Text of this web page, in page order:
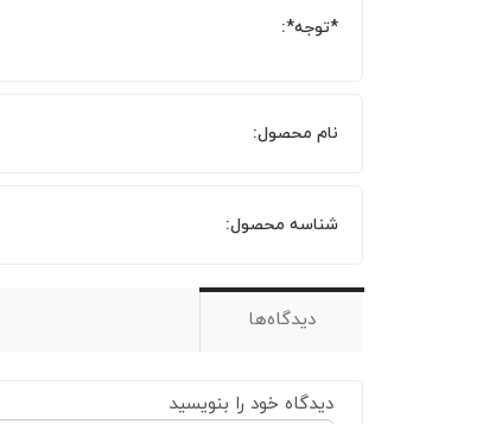
*توجه*:
نام محصول:
شناسه محصول:
دیدگاه‌ها
دیدگاه خود را بنویسید